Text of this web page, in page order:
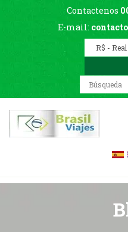
Contactenos
E-mail: